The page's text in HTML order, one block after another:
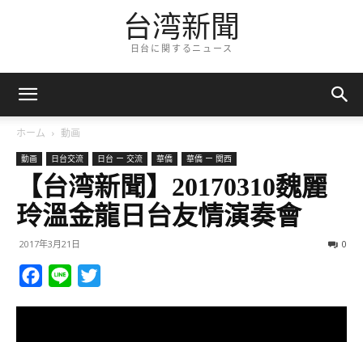
台湾新聞
日台に関するニュース
ホーム 動画
動画 日台交流 日台 ー 交流 華僑 華僑 ー 関西
【台湾新聞】20170310魏麗
玲溫金龍日台友情演奏會
2017年3月21日 0
Facebook
Line